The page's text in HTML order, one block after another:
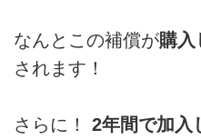
なんとこの補償が購入
されます！
さらに！ 2年間で加入